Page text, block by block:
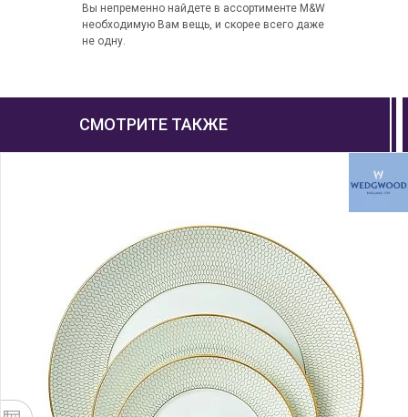
Вы непременно найдете в ассортименте M&W
необходимую Вам вещь, и скорее всего даже
не одну.
СМОТРИТЕ ТАКЖЕ